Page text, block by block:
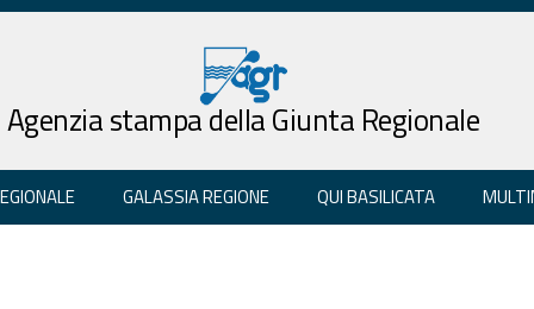
Agenzia stampa della Giunta Regionale
GALASSIA REGIONE QUI BASILICATA